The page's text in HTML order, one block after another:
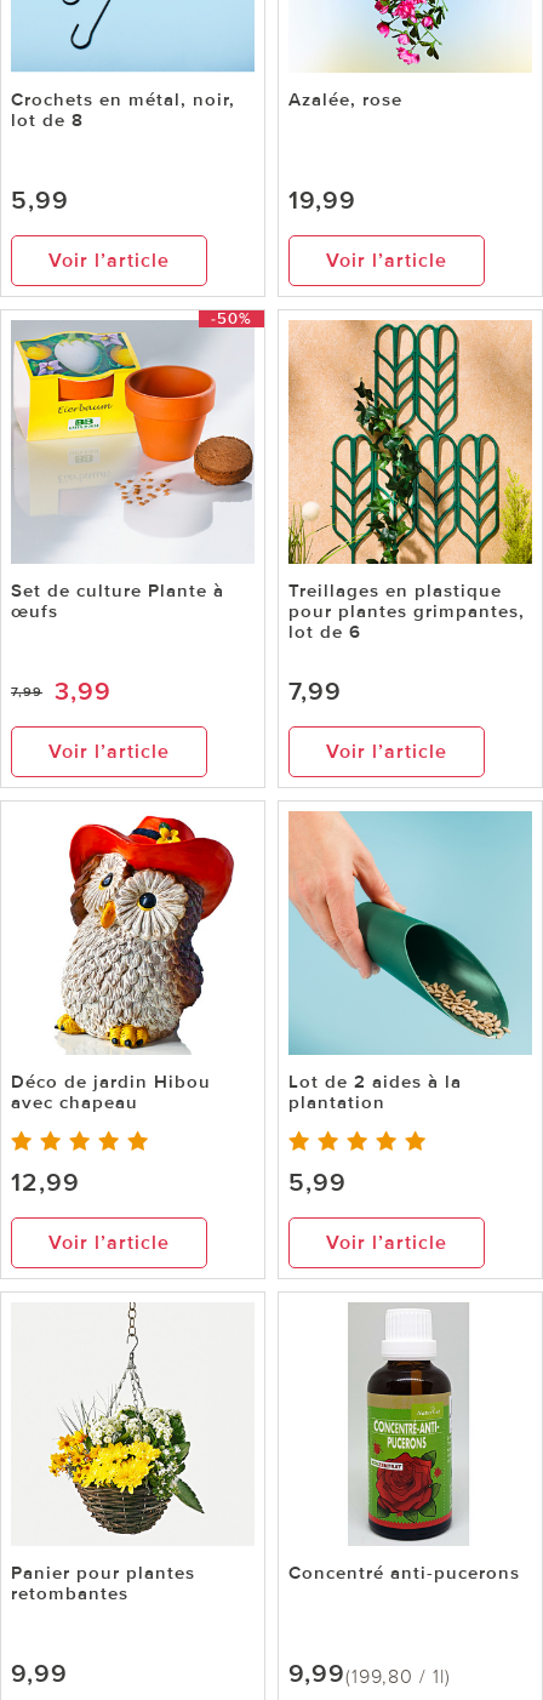
Crochets en métal, noir,
lot de 8
5,99
Voir l’article
Azalée, rose
19,99
Voir l’article
-50%
Set de culture Plante à
œufs
7,99 3,99
Voir l’article
Treillages en plastique
pour plantes grimpantes,
lot de 6
7,99
Voir l’article
Déco de jardin Hibou
avec chapeau
12,99
Voir l’article
Lot de 2 aides à la
plantation
5,99
Voir l’article
Panier pour plantes
retombantes
9,99
Concentré anti-pucerons
9,99(199,80 / 1l)